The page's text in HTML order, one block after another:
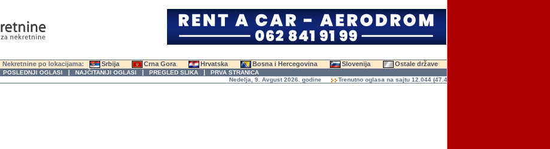
Nekretnine po lokacijama: Srbija Crna Gora Hrvatska Bosna i Hercegovina Slovenija Ostale države
POSLEDNJI OGLASI | NAJČITANIJI OGLASI | PREGLED SLIKA | PRVA STRANICA
Nedelja, 9. Avgust 2026. godine
Trenutno oglasa na sajtu 12.044 (47.448 slika)